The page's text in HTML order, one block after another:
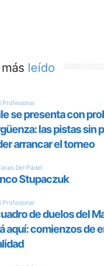
leído